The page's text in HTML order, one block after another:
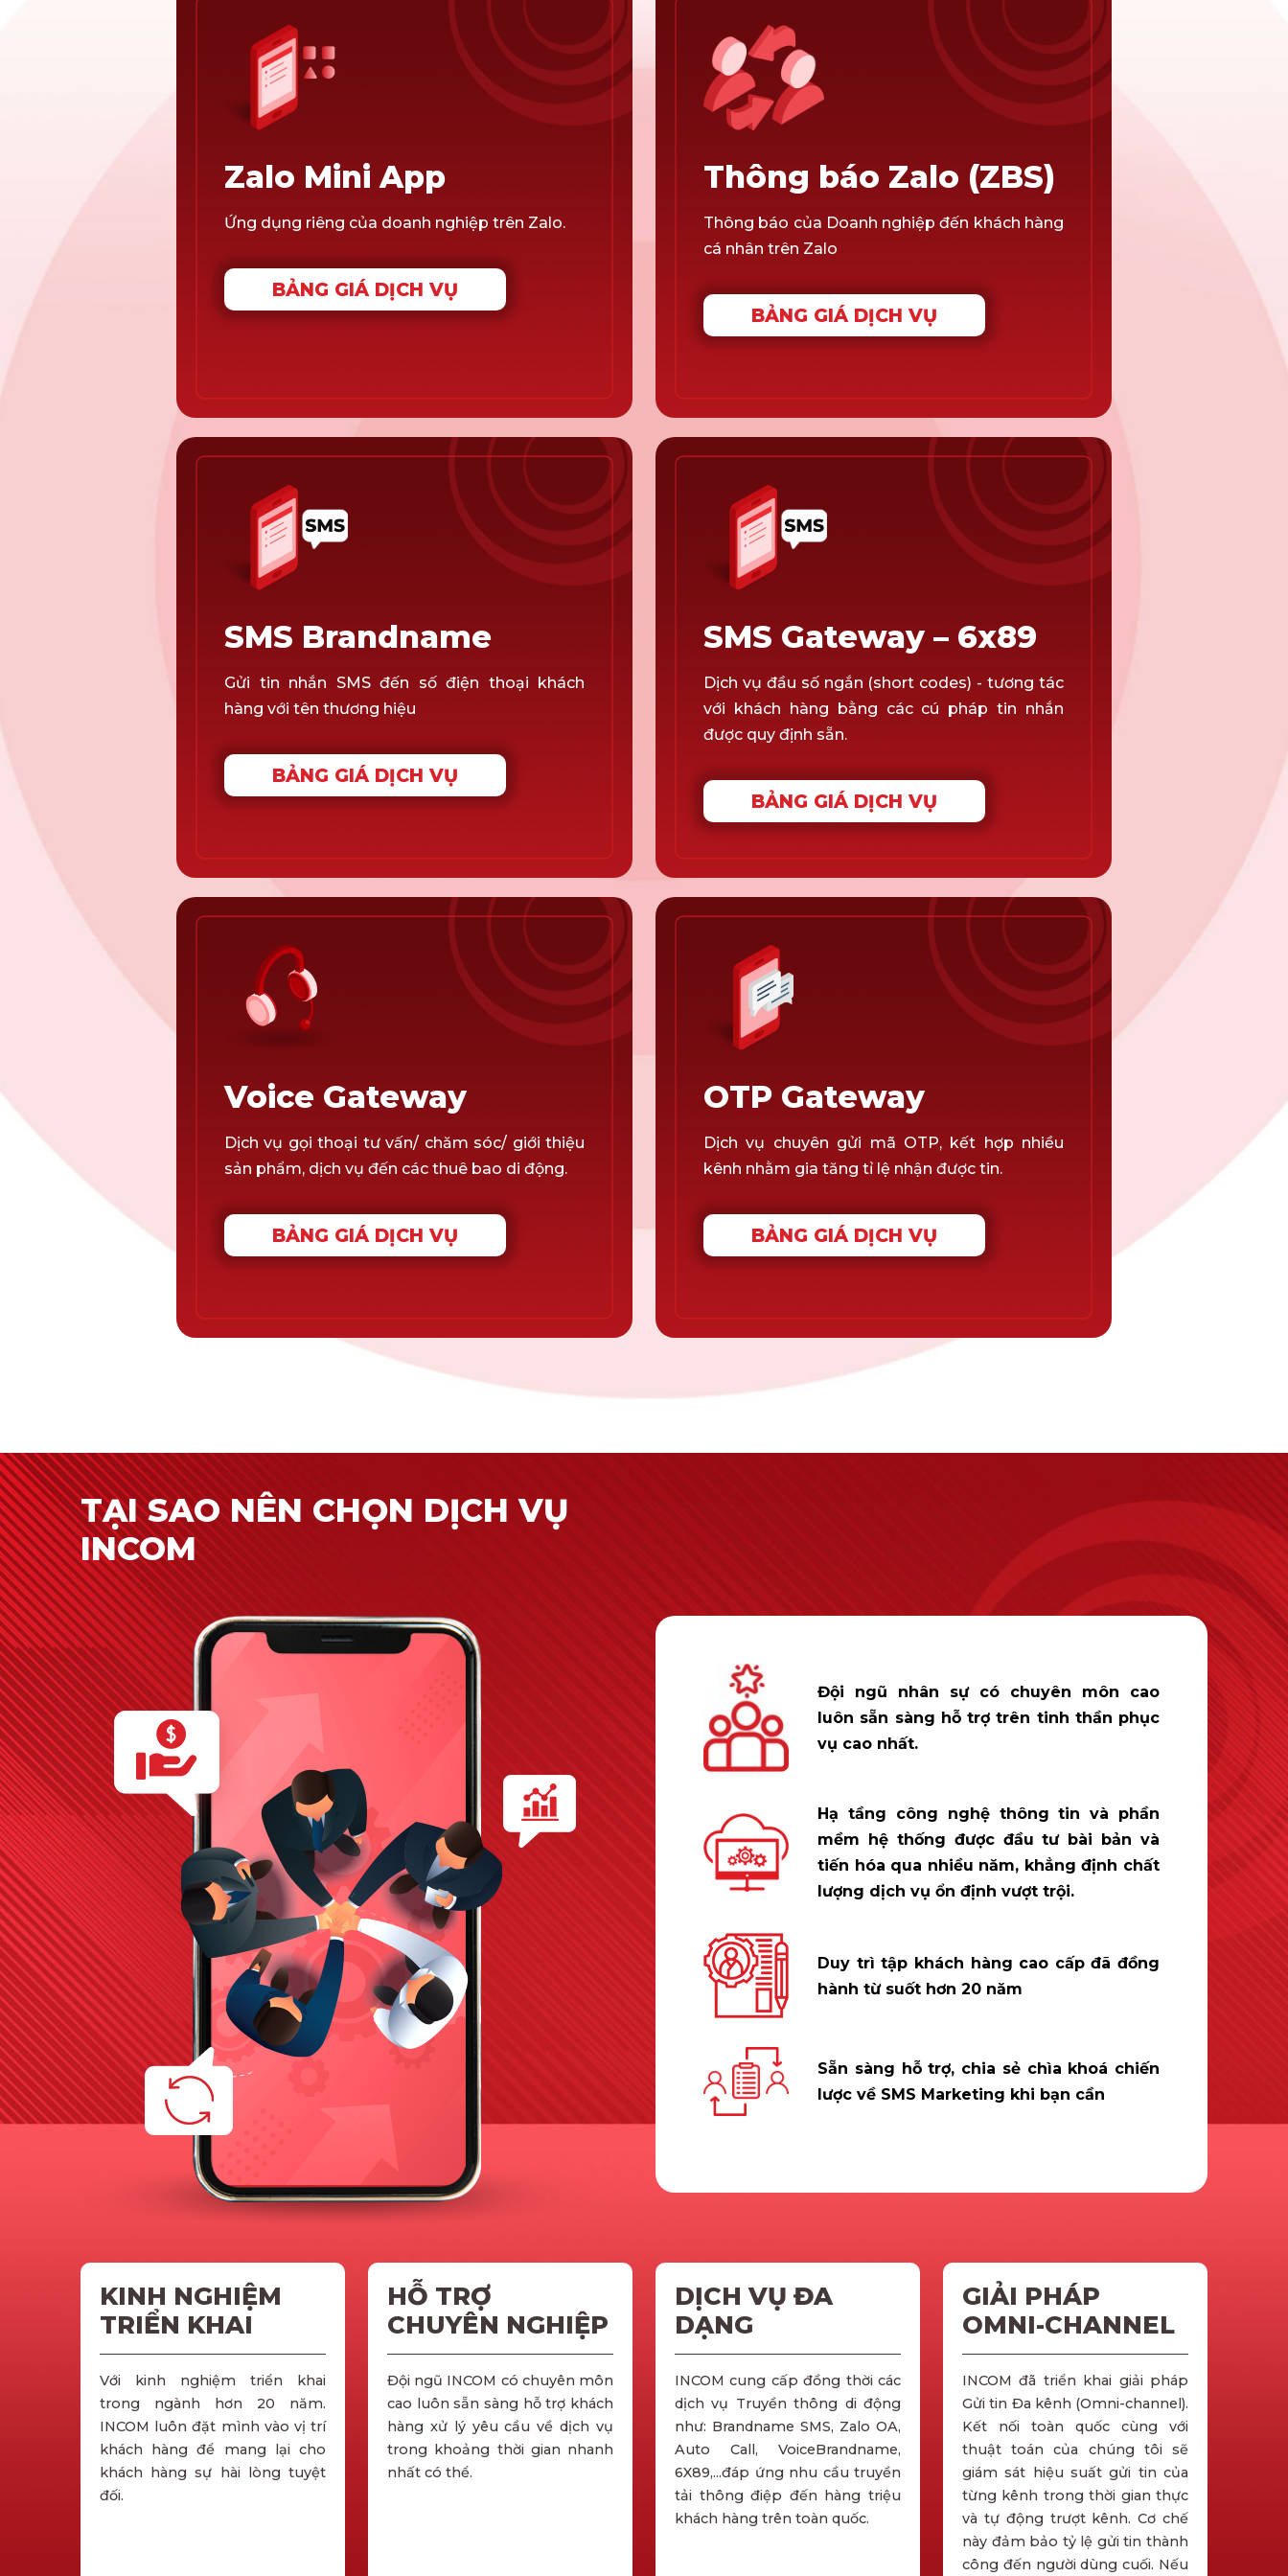
Zalo Mini App
Ứng dụng riêng của doanh nghiệp trên Zalo.
BẢNG GIÁ DỊCH VỤ
Thông báo Zalo (ZBS)
Thông báo của Doanh nghiệp đến khách hàng
cá nhân trên Zalo
BẢNG GIÁ DỊCH VỤ
SMS Brandname
Gửi tin nhắn SMS đến số điện thoại khách
hàng với tên thương hiệu
BẢNG GIÁ DỊCH VỤ
SMS Gateway – 6x89
Dịch vụ đầu số ngắn (short codes) - tương tác
với khách hàng bằng các cú pháp tin nhắn
được quy định sẵn.
BẢNG GIÁ DỊCH VỤ
Voice Gateway
Dịch vụ gọi thoại tư vấn/ chăm sóc/ giới thiệu
sản phẩm, dịch vụ đến các thuê bao di động.
BẢNG GIÁ DỊCH VỤ
OTP Gateway
Dịch vụ chuyên gửi mã OTP, kết hợp nhiều
kênh nhằm gia tăng tỉ lệ nhận được tin.
BẢNG GIÁ DỊCH VỤ
TẠI SAO NÊN CHỌN DỊCH VỤ
INCOM
Đội ngũ nhân sự có chuyên môn cao
luôn sẵn sàng hỗ trợ trên tinh thần phục
vụ cao nhất.
Hạ tầng công nghệ thông tin và phần
mềm hệ thống được đầu tư bài bản và
tiến hóa qua nhiều năm, khẳng định chất
lượng dịch vụ ổn định vượt trội.
Duy trì tập khách hàng cao cấp đã đồng
hành từ suốt hơn 20 năm
Sẵn sàng hỗ trợ, chia sẻ chìa khoá chiến
lược về SMS Marketing khi bạn cần
KINH NGHIỆM
TRIỂN KHAI
Với kinh nghiệm triển khai
trong ngành hơn 20 năm.
INCOM luôn đặt mình vào vị trí
khách hàng để mang lại cho
khách hàng sự hài lòng tuyệt
đối.
HỖ TRỢ
CHUYÊN NGHIỆP
Đội ngũ INCOM có chuyên môn
cao luôn sẵn sàng hỗ trợ khách
hàng xử lý yêu cầu về dịch vụ
trong khoảng thời gian nhanh
nhất có thể.
DỊCH VỤ ĐA
DẠNG
INCOM cung cấp đồng thời các
dịch vụ Truyền thông di động
như: Brandname SMS, Zalo OA,
Auto Call, VoiceBrandname,
6X89,...đáp ứng nhu cầu truyền
tải thông điệp đến hàng triệu
khách hàng trên toàn quốc.
GIẢI PHÁP
OMNI-CHANNEL
INCOM đã triển khai giải pháp
Gửi tin Đa kênh (Omni-channel).
Kết nối toàn quốc cùng với
thuật toán của chúng tôi sẽ
giám sát hiệu suất gửi tin của
từng kênh trong thời gian thực
và tự động trượt kênh. Cơ chế
này đảm bảo tỷ lệ gửi tin thành
công đến người dùng cuối. Nếu